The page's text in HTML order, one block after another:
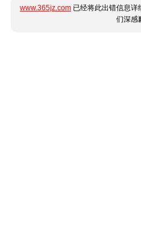
www.365jz.com 已经将此出错信息详
们深感